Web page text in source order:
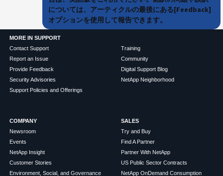
については、アーティクルの最後にある[Feedback]
オプションを使用して報告できます。
MORE IN SUPPORT
Contact Support
Report an Issue
Provide Feedback
Security Advisories
Support Policies and Offerings
Training
Community
Digital Support Blog
NetApp Neighborhood
COMPANY
Newsroom
Events
NetApp Insight
Customer Stories
Environment, Social, and Governance
SALES
Try and Buy
Find A Partner
Partner With NetApp
US Public Sector Contracts
NetApp OnDemand Consumption